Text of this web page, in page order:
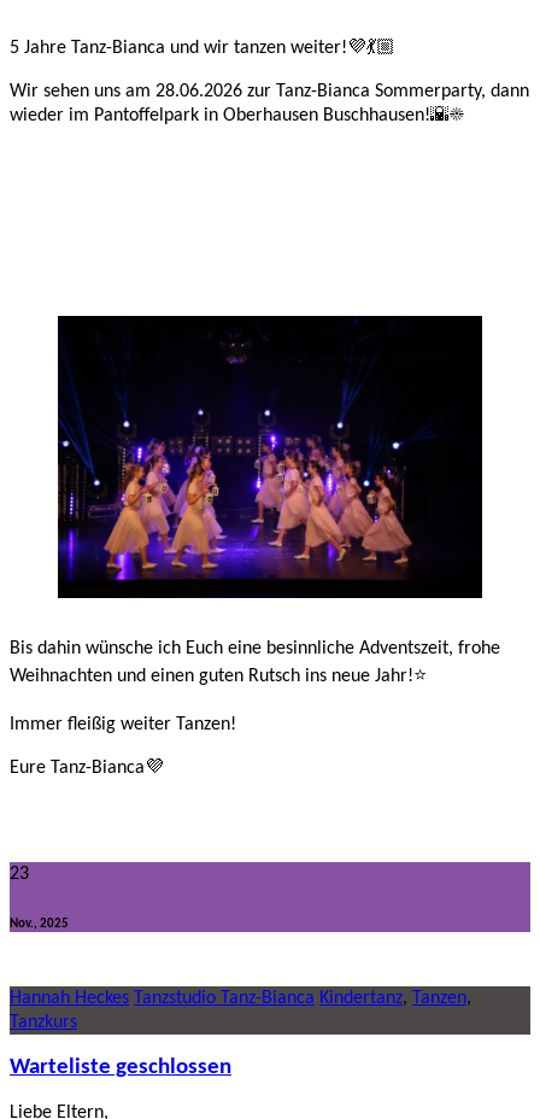
5 Jahre Tanz-Bianca und wir tanzen weiter!💜💃🏼
Wir sehen uns am 28.06.2026 zur Tanz-Bianca Sommerparty, dann
wieder im Pantoffelpark in Oberhausen Buschhausen!🌇☀️
Bis dahin wünsche ich Euch eine besinnliche Adventszeit, frohe
Weihnachten und einen guten Rutsch ins neue Jahr!⭐️
Immer fleißig weiter Tanzen!
Eure Tanz-Bianca💜
23
Nov., 2025
Hannah Heckes Tanzstudio Tanz-Bianca Kindertanz, Tanzen,
Tanzkurs
Warteliste geschlossen
Liebe Eltern,